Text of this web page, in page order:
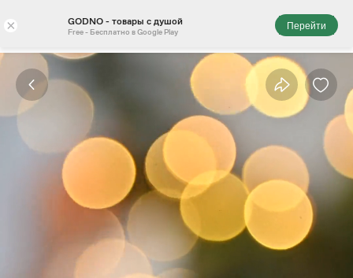
× GODNO - товары с душой
Free - Бесплатно в Google Play
Перейти